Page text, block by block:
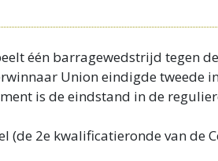
één barragewedstrijd tegen
Union eindigde tweede
is de eindstand in de
2e kwalificatieronde van de